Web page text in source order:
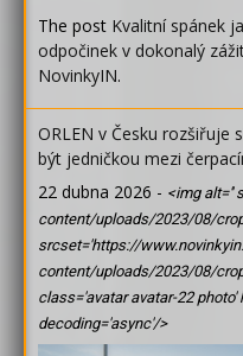
The post Kvalitní spánek
odpočinek v dokonalý
NovinkyIN.
ORLEN v Česku rozšiřuje
být jedničkou mezi
22 dubna 2026 - <img alt=''
content/uploads/2023/08/
srcset='https://
content/uploads/2023/08/
class='avatar avatar-22 photo'
decoding='async'/>